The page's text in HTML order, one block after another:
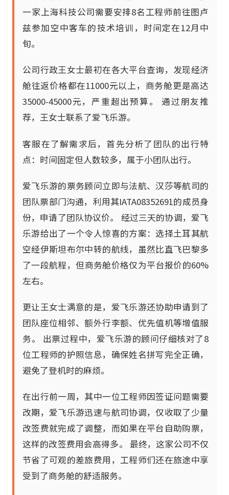
一家上海科技公司需要安排8名工程师前往图卢
兹参加空中客车的技术培训，时间定在12月中
旬。
公司行政王女士最初在各大平台查询，发现经济
舱往返价格都在11000元以上，商务舱更是高达
35000-45000元，严重超出预算。 通过朋友推
荐，王女士联系了爱飞乐游。
客服在了解需求后，首先分析了团队的出行特
点：时间固定但人数较多，属于小团队出行。
爱飞乐游的票务顾问立即与法航、汉莎等航司的
团队票部门沟通，利用其IATA08352691的成员身
份，申请了团队协议价。 经过三天的协调，爱飞
乐游给出了一个令人惊喜的方案：选择土耳其航
空经伊斯坦布尔中转的航线，虽然比直飞巴黎多
了一段航程，但商务舱价格仅为平台报价的60%
左右。
更让王女士满意的是，爱飞乐游还协助申请到了
团队座位相邻、额外行李额、优先值机等增值服
务。 出票过程中，爱飞乐游的顾问仔细核对了8
位工程师的护照信息，确保姓名拼写完全正确，
避免了登机时的麻烦。
在出行前一周，其中一位工程师因签证问题需要
改期，爱飞乐游迅速与航司协调，仅收取了少量
改签费就完成了调整，而如果在平台自助购票，
这样的改签费用会高得多。 最终，这家公司不仅
节省了可观的差旅费用，工程师们还在旅途中享
受到了商务舱的舒适服务。